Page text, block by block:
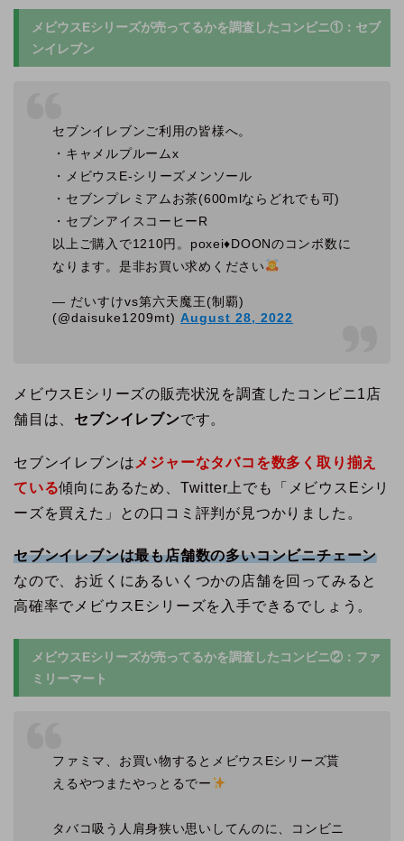
メビウスEシリーズが売ってるかを調査したコンビニ①：セブ
ンイレブン
セブンイレブンご利用の皆様へ。
・キャメルプルームx
・メビウスE-シリーズメンソール
・セブンプレミアムお茶(600mlならどれでも可)
・セブンアイスコーヒーR
以上ご購入で1210円。poxei♦️DOONのコンボ数に
なります。是非お買い求めください
— だいすけvs第六天魔王(制覇)
(@daisuke1209mt) August 28, 2022
メビウスEシリーズの販売状況を調査したコンビニ1店
舗目は、 セブンイレブンです。
セブンイレブンは メジャーなタバコを数多く取り揃え
ている傾向にあるため、Twitter上でも「メビウスEシリ
ーズを買えた」との口コミ評判が見つかりました。
セブンイレブンは最も店舗数の多いコンビニチェーン
なので、お近くにあるいくつかの店舗を回ってみると
高確率でメビウスEシリーズを入手できるでしょう。
メビウスEシリーズが売ってるかを調査したコンビニ②：ファ
ミリーマート
ファミマ、お買い物するとメビウスEシリーズ貰
えるやつまたやっとるでー
タバコ吸う人肩身狭い思いしてんのに、コンビニ